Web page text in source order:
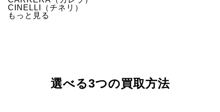
CINELLI（チネリ）
もっと見る
選べる3つの買取方法